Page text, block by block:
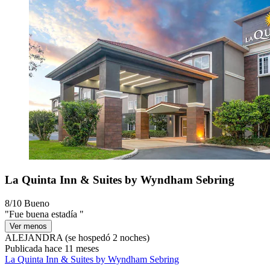
La Quinta Inn & Suites by Wyndham Sebring
8/10 Bueno
"Fue buena estadía "
Ver menos
ALEJANDRA (se hospedó 2 noches)
Publicada hace 11 meses
La Quinta Inn & Suites by Wyndham Sebring